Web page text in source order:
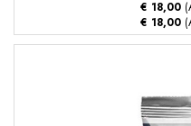
€ 18,00
€ 18,00